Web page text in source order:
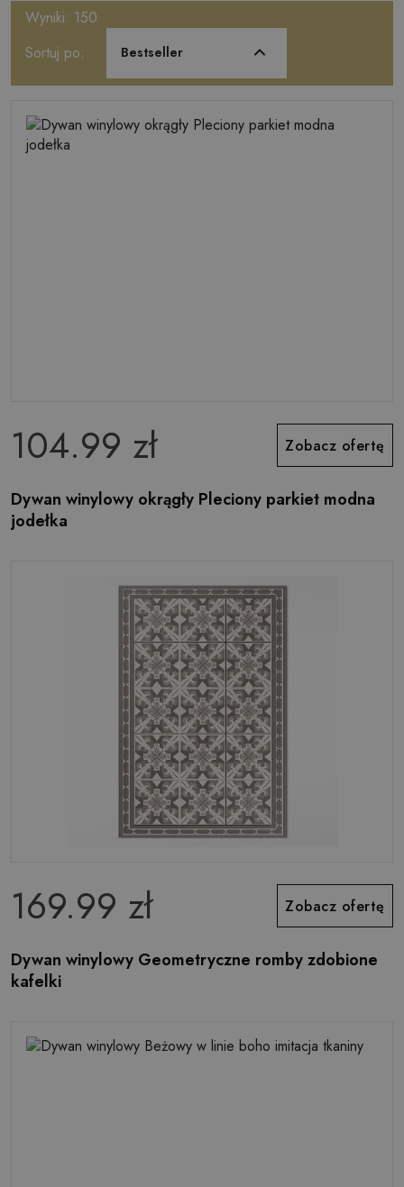
Wyniki: 150
Sortuj po:
Bestseller
104.99 zł Zobacz ofertę
Dywan winylowy okrągły Pleciony parkiet modna
jodełka
169.99 zł Zobacz ofertę
Dywan winylowy Geometryczne romby zdobione
kafelki